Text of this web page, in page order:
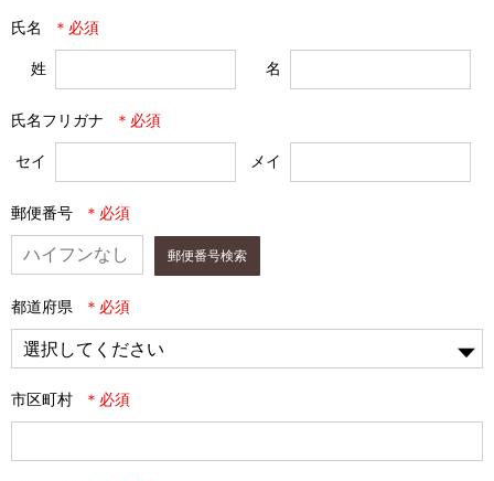
氏名
姓 名
氏名フリガナ
セイ メイ
郵便番号
郵便番号検索
都道府県
市区町村